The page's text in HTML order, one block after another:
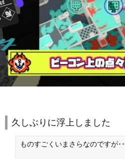
久しぶりに浮上しました
ものすごくいまさらなのですが･･